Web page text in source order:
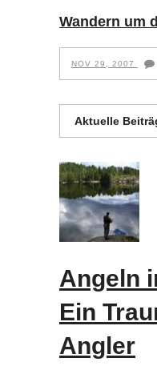
Wandern um
NOV 29, 2007
Aktuelle
Angeln
Ein
Angler